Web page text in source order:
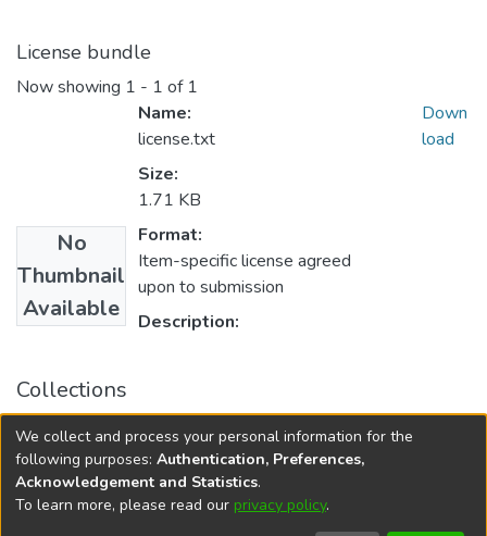
License bundle
Now showing 1 - 1 of 1
No
Thumbnail
Available
Name:
license.txt
Size:
1.71 KB
Format:
Item-specific license agreed
upon to submission
Description:
Down
load
Collections
Нові матеріали і технології в металургії та
машинобудуванні - 2014, №1
DSpace softwarecopyright © 2002-2026
We collect and process your personal information for the
following purposes: Authentication, Preferences,
Acknowledgement and Statistics.
To learn more, please read our privacy policy.